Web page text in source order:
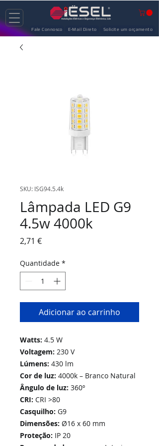
Fale Connosco E-Mail Direto Solicite um orçamento
SKU: ISG94.5.4k
Lâmpada LED G9
4.5w 4000k
2,71 €Preço
Quantidade *
Adicionar ao carrinho
Watts: 4.5 W
Voltagem: 230 V
Lúmens: 430 lm
Cor de luz: 4000k – Branco Natural
Ângulo de luz: 360º
CRI: CRI >80
Casquilho: G9
Dimensões: Ø16 x 60 mm
Proteção: IP 20